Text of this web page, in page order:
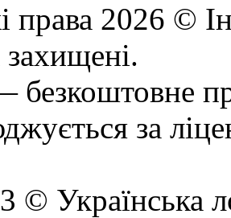
права 2026 ©
захищені.
безкоштовне
за
© Українська